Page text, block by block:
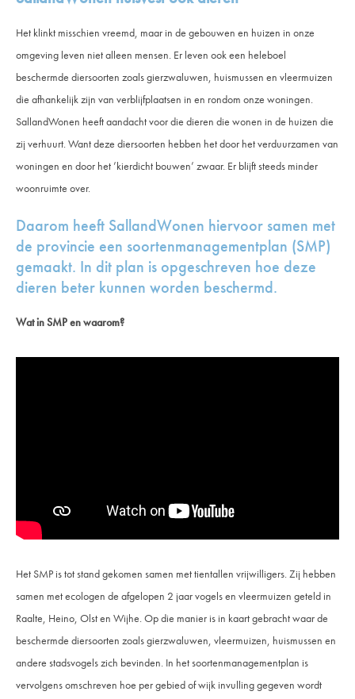
Het klinkt misschien vreemd, maar in de gebouwen en huizen in onze
omgeving leven niet alleen mensen. Er leven ook een heleboel
beschermde diersoorten zoals gierzwaluwen, huismussen en vleermuizen
die afhankelijk zijn van verblijfplaatsen in en rondom onze woningen.
SallandWonen heeft aandacht voor die dieren die wonen in de huizen die
zij verhuurt. Want deze diersoorten hebben het door het verduurzamen van
woningen en door het ’kierdicht bouwen’ zwaar. Er blijft steeds minder
woonruimte over.
Daarom heeft SallandWonen hiervoor samen met
de provincie een soortenmanagementplan (SMP)
gemaakt. In dit plan is opgeschreven hoe deze
dieren beter kunnen worden beschermd.
Wat in SMP en waarom?
Het SMP is tot stand gekomen samen met tientallen vrijwilligers. Zij hebben
samen met ecologen de afgelopen 2 jaar vogels en vleermuizen geteld in
Raalte, Heino, Olst en Wijhe. Op die manier is in kaart gebracht waar de
beschermde diersoorten zoals gierzwaluwen, vleermuizen, huismussen en
andere stadsvogels zich bevinden. In het soortenmanagementplan is
vervolgens omschreven hoe per gebied of wijk invulling gegeven wordt